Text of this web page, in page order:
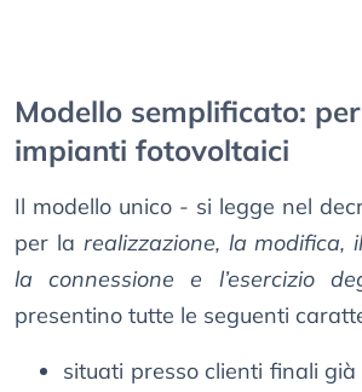
Modello semplificato:
impianti fotovoltaici
Il modello unico - si legge nel
per la realizzazione, la modifica,
la connessione e l’esercizio
presentino tutte le seguenti
situati presso clienti finali